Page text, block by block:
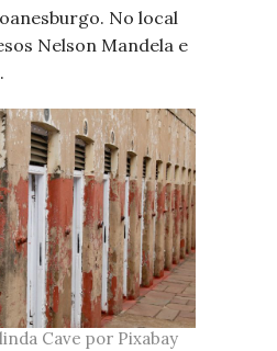
No local
Nelson Mandela e
Cave por Pixabay